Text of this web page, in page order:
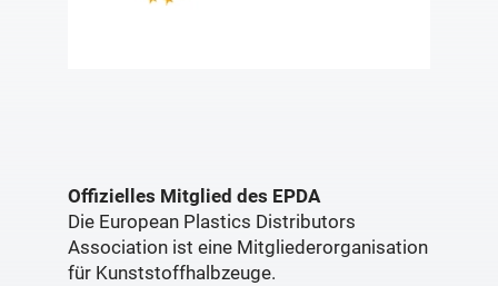
Offizielles Mitglied des EPDA
Die European Plastics Distributors
Association ist eine Mitgliederorganisation
für Kunststoffhalbzeuge.